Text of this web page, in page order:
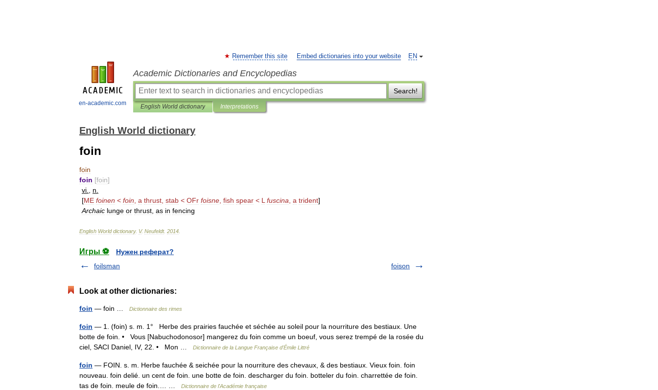
en-academic.com
EN
Remember this site Embed dictionaries into your website
Academic Dictionaries and Encyclopedias
Search!
English World dictionary Interpretations
English World dictionary
foin
foin
foin [foin]
vi
n
[ME foinen < foin a thrust stab < OFr foisne fish spear < L fuscina a trident]
Archaic lunge or thrust as in fencing
English World dictionary. V. Neufeldt. 2014
Игры ⚽
Нужен реферат?
foilsman
foison
Look at other dictionaries:
foin — foin … Dictionnaire des rimes
foin — 1. (foin) s. m. 1° Herbe des prairies fauchée et séchée au soleil pour la nourriture des bestiaux. Une
botte de foin. • Vous [Nabuchodonosor] mangerez du foin comme un boeuf, vous serez trempé de la rosée du
ciel, SACI Daniel, IV, 22. • Mon …
Dictionnaire de la Langue Française d'Émile Littré
foin — FOIN. s. m. Herbe fauchée & seichée pour la nourriture des chevaux, & des bestiaux. Vieux foin. foin
nouveau. foin delié. un cent de foin. une botte de foin. descharger du foin. botteler du foin. charrettée de foin.
tas de foin. meule de foin.… …
Dictionnaire de l'Académie française